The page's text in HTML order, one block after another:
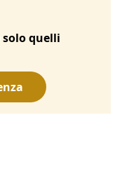
quelli